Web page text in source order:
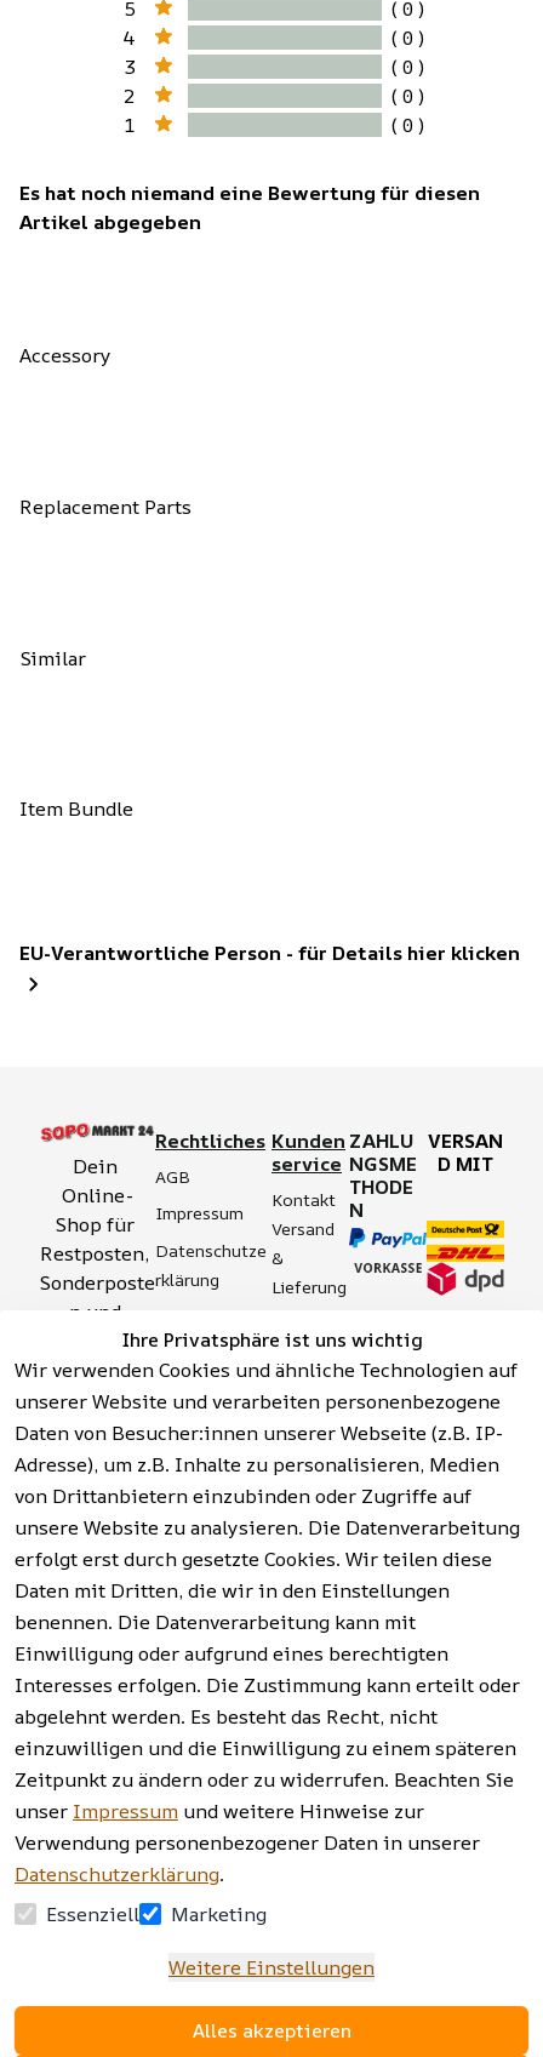
5
( 0 )
4
( 0 )
3
( 0 )
2
( 0 )
1
( 0 )
Es hat noch niemand eine Bewertung für diesen
Artikel abgegeben
Accessory
Replacement Parts
Similar
Item Bundle
EU-Verantwortliche Person - für Details hier klicken
Ihre Privatsphäre ist uns wichtig
Wir verwenden Cookies und ähnliche Technologien auf
unserer Website und verarbeiten personenbezogene
Daten von Besucher:innen unserer Webseite (z.B. IP-
Adresse), um z.B. Inhalte zu personalisieren, Medien
von Drittanbietern einzubinden oder Zugriffe auf
unsere Website zu analysieren. Die Datenverarbeitung
erfolgt erst durch gesetzte Cookies. Wir teilen diese
Daten mit Dritten, die wir in den Einstellungen
benennen. Die Datenverarbeitung kann mit
Einwilligung oder aufgrund eines berechtigten
Interesses erfolgen. Die Zustimmung kann erteilt oder
abgelehnt werden. Es besteht das Recht, nicht
einzuwilligen und die Einwilligung zu einem späteren
Zeitpunkt zu ändern oder zu widerrufen. Beachten Sie
unser Impressum und weitere Hinweise zur
Verwendung personenbezogener Daten in unserer
Datenschutzerklärung.
Essenziell
Marketing
Weitere Einstellungen
Alles akzeptieren
Dein
Online-
Shop für
Restposten,
Sonderposte
n und
Aktionsartik
el rund um
Werkzeuge,
Garten,
Haushalt
und mehr.
Vertrag
widerrufen
Rechtliches
AGB
Impressum
Datenschutze
rklärung
tserklärung
Widerrufsrech
t
Hinweise zur
Batterieentso
rgung
Kunden
service
Kontakt
Versand
&
Lieferung
&
Sicherhei
t
Häufige
Fragen
(FAQ)
ZAHLU
NGSME
THODE
N
VERSAN
D MIT
Facebook |
Instagram |
Newsletter
AGB | Impressum |
Datenschutzerklärung |
Barrierefreiheitserklärung |
Widerrufsrecht